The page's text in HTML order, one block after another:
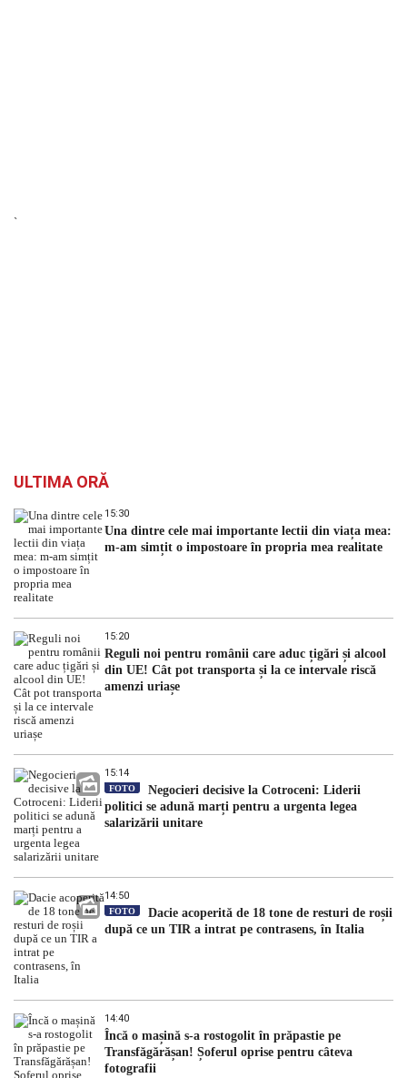
`
ULTIMA ORĂ
15:30
Una dintre cele mai importante lectii din viața mea:
m-am simțit o impostoare în propria mea realitate
15:20
Reguli noi pentru românii care aduc țigări și alcool
din UE! Cât pot transporta și la ce intervale riscă
amenzi uriașe
15:14
FOTO
Negocieri decisive la Cotroceni: Liderii
politici se adună marți pentru a urgenta legea
salarizării unitare
14:50
FOTO
Dacie acoperită de 18 tone de resturi de roșii
după ce un TIR a intrat pe contrasens, în Italia
14:40
Încă o mașină s-a rostogolit în prăpastie pe
Transfăgărășan! Șoferul oprise pentru câteva
fotografii